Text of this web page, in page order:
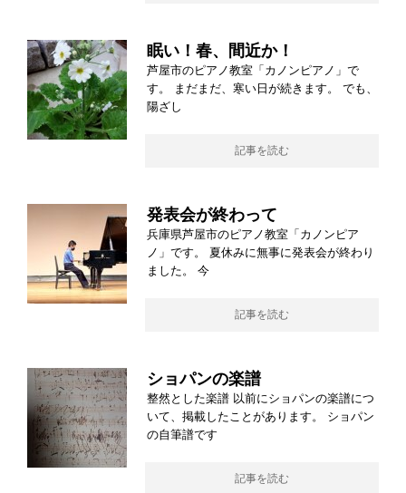
眠い！春、間近か！
芦屋市のピアノ教室「カノンピアノ」で
す。 まだまだ、寒い日が続きます。 でも、
陽ざし
記事を読む
発表会が終わって
兵庫県芦屋市のピアノ教室「カノンピア
ノ」です。 夏休みに無事に発表会が終わり
ました。 今
記事を読む
ショパンの楽譜
整然とした楽譜 以前にショパンの楽譜につ
いて、掲載したことがあります。 ショパン
の自筆譜です
記事を読む